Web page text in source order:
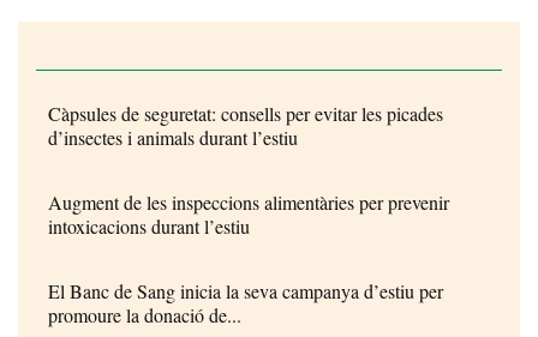
Càpsules de seguretat: consells per evitar les picades
d’insectes i animals durant l’estiu
Augment de les inspeccions alimentàries per prevenir
intoxicacions durant l’estiu
El Banc de Sang inicia la seva campanya d’estiu per
promoure la donació de...